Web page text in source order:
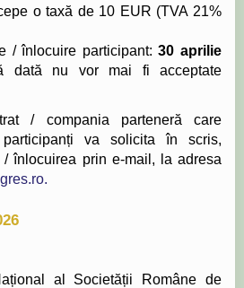
o taxă de 10 EUR (TVA 21%
/ înlocuire participant:30 aprilie
dată nu vor mai fi acceptate
/ compania parteneră care
va solicita în scris,
/ înlocuirea prin e-mail, la adresa
.
al Societății Române de